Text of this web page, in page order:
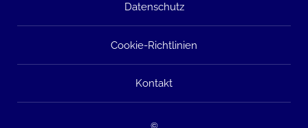
Datenschutz
Cookie-Richtlinien
Kontakt
©